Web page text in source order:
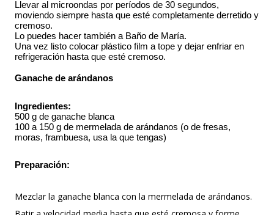
Llevar al microondas por períodos de 30 segundos,
moviendo siempre hasta que esté completamente derretido y
cremoso.
Lo puedes hacer también a Baño de María.
Una vez listo colocar plástico film a tope y dejar enfriar en
refrigeración hasta que esté cremoso.
Ganache de arándanos
Ingredientes:
500 g de ganache blanca
100 a 150 g de mermelada de arándanos (o de fresas,
moras, frambuesa, usa la que tengas)
Preparación:
Mezclar la ganache blanca con la mermelada de arándanos.